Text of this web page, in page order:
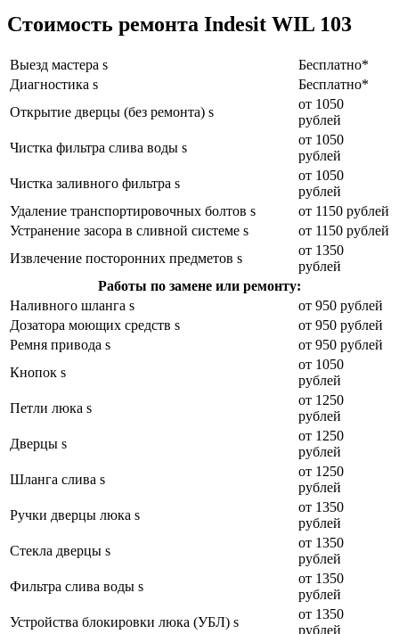
Стоимость ремонта Indesit WIL 103
Выезд мастера s
Бесплатно*
Диагностика s
Бесплатно*
Открытие дверцы (без ремонта) s
от 1050
рублей
Чистка фильтра слива воды s
от 1050
рублей
Чистка заливного фильтра s
от 1050
рублей
Удаление транспортировочных болтов s
от 1150 рублей
Устранение засора в сливной системе s
от 1150 рублей
Извлечение посторонних предметов s
от 1350
рублей
Работы по замене или ремонту:
Наливного шланга s
от 950 рублей
Дозатора моющих средств s
от 950 рублей
Ремня привода s
от 950 рублей
Кнопок s
от 1050
рублей
Петли люка s
от 1250
рублей
Дверцы s
от 1250
рублей
Шланга слива s
от 1250
рублей
Ручки дверцы люка s
от 1350
рублей
Стекла дверцы s
от 1350
рублей
Фильтра слива воды s
от 1350
рублей
Устройства блокировки люка (УБЛ) s
от 1350
рублей